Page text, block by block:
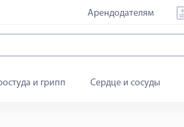
Арендодателям
и грипп Сердце и сосуды